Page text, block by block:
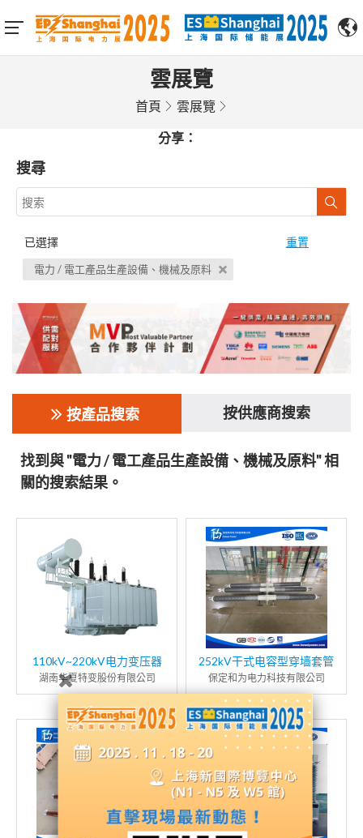
雲展覽
首頁 雲展覽
分享：
搜尋
已選擇 重置
電力 / 電工產品生產設備、機械及原料
按產品搜索 按供應商搜索
找到與 "電力 / 電工產品生產設備、機械及原料" 相
關的搜索結果。
110kV~220kV电力变压器
湖南华夏特变股份有限公司
252kV干式电容型穿墙套管
保定和为电力科技有限公司